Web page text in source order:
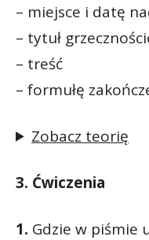
– miejsce i datę
– tytuł
– treść
– formułę
Zobacz teorię
3. Ćwiczenia
1. Gdzie w piśmie